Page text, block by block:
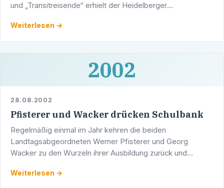
und „Transitreisende“ erhielt der Heidelberger
der …
Weiterlesen →
2002
28.08.2002
Pfisterer und Wacker drücken Schulbank
Regelmäßig einmal im Jahr kehren die beiden
Landtagsabgeordneten Werner Pfisterer und Georg
Wacker zu den Wurzeln ihrer Ausbildung zurück und
Weiterlesen →